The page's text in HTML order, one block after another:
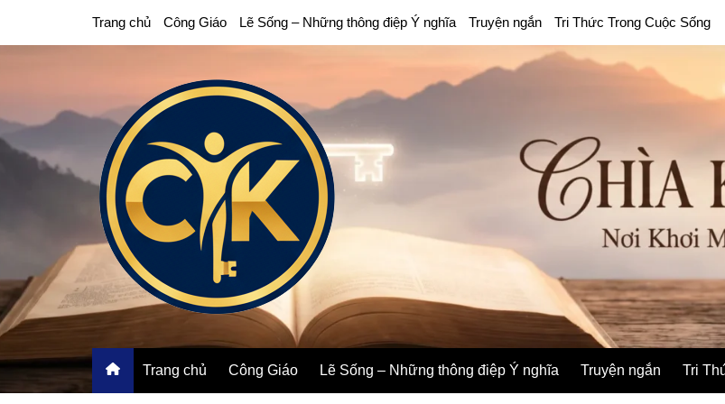
Trang chủ Công Giáo Lẽ Sống – Những thông điệp Ý nghĩa Truyện ngắn Tri Thức Trong Cuộc Sống
Trang chủ Công Giáo Lẽ Sống – Những thông điệp Ý nghĩa Truyện ngắn Tri